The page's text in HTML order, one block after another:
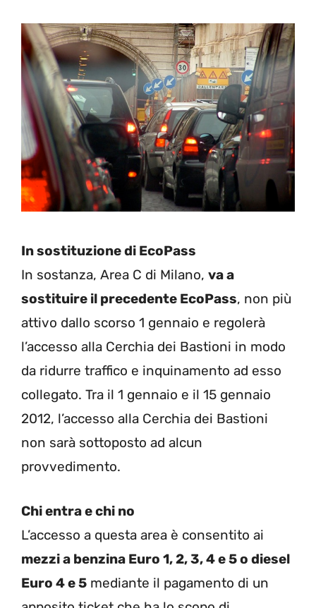
In sostituzione di EcoPass
In sostanza, Area C di Milano, va a
sostituire il precedente EcoPass, non più
attivo dallo scorso 1 gennaio e regolerà
l’accesso alla Cerchia dei Bastioni in modo
da ridurre traffico e inquinamento ad esso
collegato. Tra il 1 gennaio e il 15 gennaio
2012, l’accesso alla Cerchia dei Bastioni
non sarà sottoposto ad alcun
provvedimento.
Chi entra e chi no
L’accesso a questa area è consentito ai
mezzi a benzina Euro 1, 2, 3, 4 e 5 o diesel
Euro 4 e 5 mediante il pagamento di un